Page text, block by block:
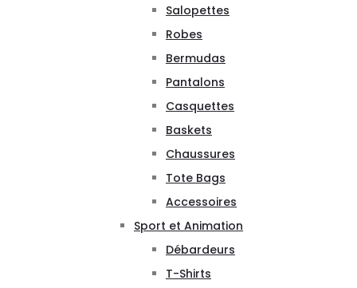
Salopettes
Robes
Bermudas
Pantalons
Casquettes
Baskets
Chaussures
Tote Bags
Accessoires
Sport et Animation
Débardeurs
T-Shirts